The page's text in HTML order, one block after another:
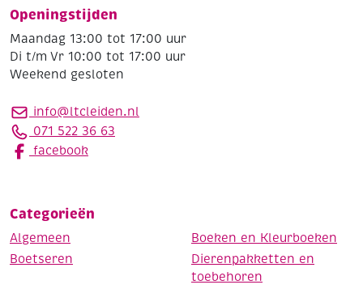
Openingstijden
Maandag 13:00 tot 17:00 uur
Di t/m Vr 10:00 tot 17:00 uur
Weekend gesloten
info@ltcleiden.nl
071 522 36 63
facebook
Categorieën
Algemeen
Boeken en Kleurboeken
Boetseren
Dierenpakketten en
toebehoren